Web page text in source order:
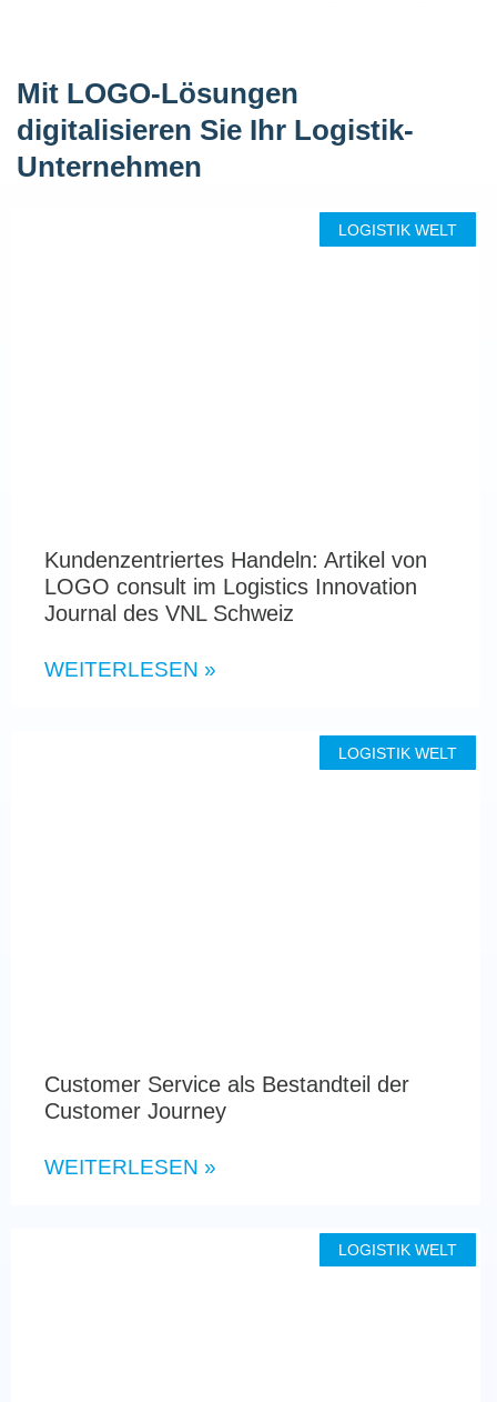
Mit LOGO-Lösungen
digitalisieren Sie Ihr Logistik-
Unternehmen
LOGISTIK WELT
Kundenzentriertes Handeln: Artikel von
LOGO consult im Logistics Innovation
Journal des VNL Schweiz
WEITERLESEN »
LOGISTIK WELT
Customer Service als Bestandteil der
Customer Journey
WEITERLESEN »
LOGISTIK WELT